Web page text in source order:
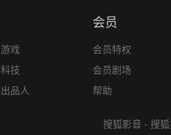
游戏
科技
出品人
会员
会员特权
会员剧场
帮助
搜狐影音 - 搜